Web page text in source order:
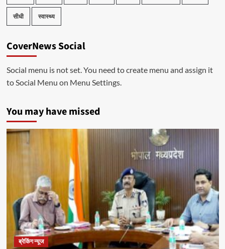
सीधी स्वास्थ्य
CoverNews Social
Social menu is not set. You need to create menu and assign it
to Social Menu on Menu Settings.
You may have missed
ब्रेकिंग न्यूज